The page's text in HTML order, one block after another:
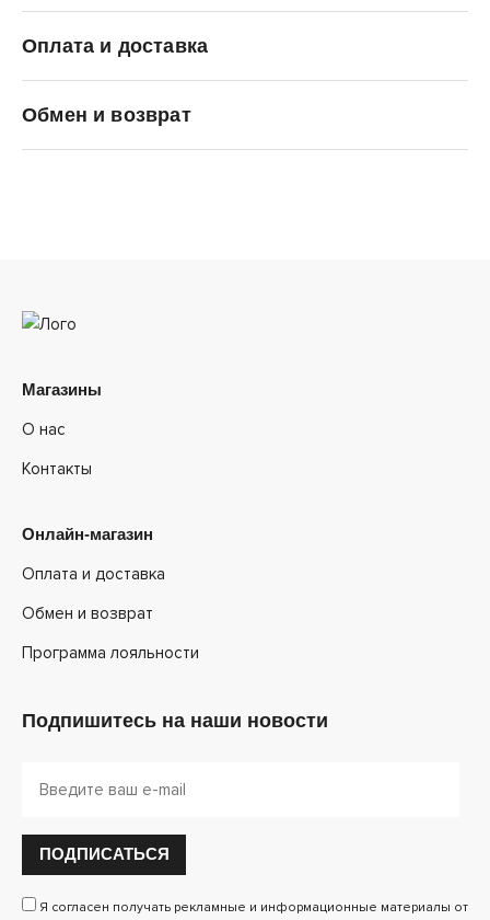
Оплата и доставка
Обмен и возврат
Магазины
О нас
Контакты
Онлайн-магазин
Оплата и доставка
Обмен и возврат
Программа лояльности
Подпишитесь на наши новости
ПОДПИСАТЬСЯ
Я согласен получать рекламные и информационные материалы от